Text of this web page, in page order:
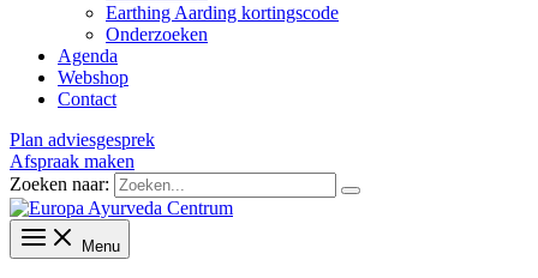
Earthing Aarding kortingscode
Onderzoeken
Agenda
Webshop
Contact
Plan adviesgesprek
Afspraak maken
Zoeken naar:
Menu